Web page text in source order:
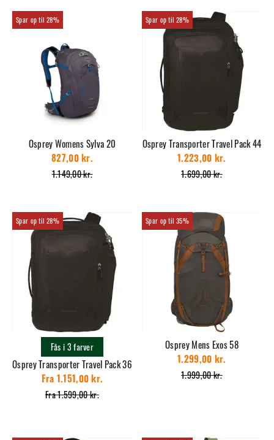
28%
Osprey Womens Sylva 20
1.149,00 kr.
827,00 kr.
28%
Osprey Transporter Travel Pack 44
1.699,00 kr.
1.223,00 kr.
28%
Osprey Transporter Travel Pack 36
Fra 1.599,00 kr.
Fra 1.151,00 kr.
Fås i 3 farver
35%
Osprey Mens Exos 58
1.999,00 kr.
1.299,00 kr.